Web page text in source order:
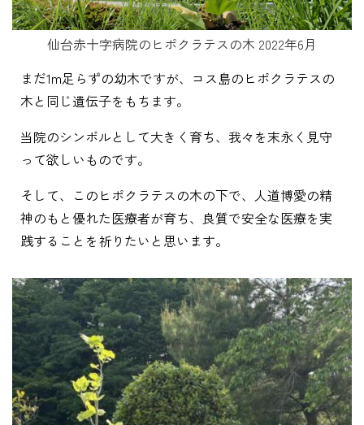
仙台赤十字病院のヒポクラテスの木 2022年6月
まだ1m足らずの幼木ですが、コス島のヒポクラテスの
木と同じ遺伝子をもちます。
当院のシンボルとして大きく育ち、我々を末永く見守
って欲しいものです。
そして、このヒポクラテスの木の下で、人道博愛の精
神のもと優れた医療者が育ち、良質で安全な医療を実
践することを祈りたいと思います。